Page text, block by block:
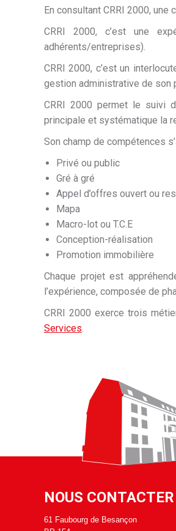
En consultant CRRI 2000,
CRRI 2000, c’est une
adhérents/entreprises).
CRRI 2000, c’est un
gestion administrative de son
CRRI 2000 permet le suivi
principale et systématique la
Son champ de compétences
Privé ou public
Gré à gré
Appel d’offres ouvert ou
Mapa
Macro-lot ou T.C.E
Conception-réalisation
Promotion immobilière
Chaque projet est
l’expérience, composée de
CRRI 2000 exerce trois
Services.
NOUS CONTACTER
61 Faubourg de Besançon